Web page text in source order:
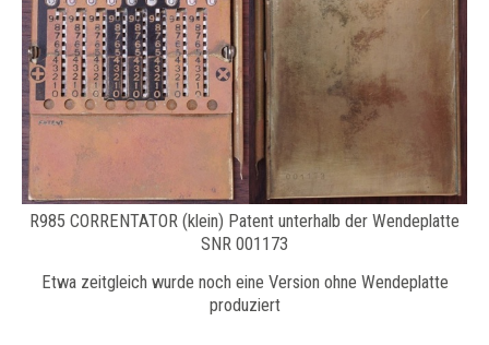
R985 CORRENTATOR (klein) Patent unterhalb der Wendeplatte
SNR 001173
Etwa zeitgleich wurde noch eine Version ohne Wendeplatte
produziert